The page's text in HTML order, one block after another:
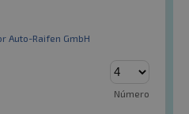
Auto-Raifen GmbH
Número